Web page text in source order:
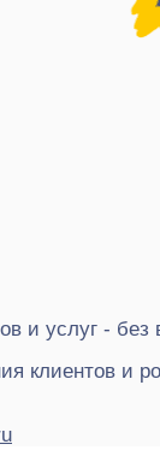
и услуг - без
клиентов и